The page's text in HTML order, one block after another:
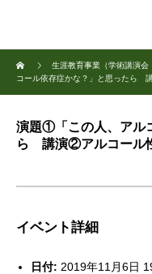
生涯教育事業（学術講演会
コール依存症かな？」と思ったら
演題①「この人、アル
ら 講演②アルコール
イベント詳細
日付: 2019年11月6日